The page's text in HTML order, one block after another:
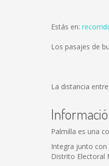
Estás en:
Los pasajes de
La distancia
Palmilla es una
Integra junto con
Distrito Electoral